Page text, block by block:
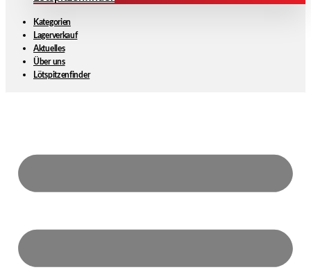
Kategorien
Lagerverkauf
Aktuelles
Über uns
Lötspitzenfinder